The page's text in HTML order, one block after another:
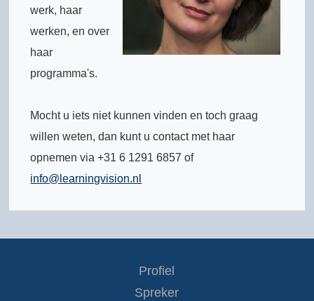
werk, haar
werken, en over
haar
programma's.
Mocht u iets niet kunnen vinden en toch graag
willen weten, dan kunt u contact met haar
opnemen via +31 6 1291 6857 of
info@learningvision.nl
Profiel
Spreker